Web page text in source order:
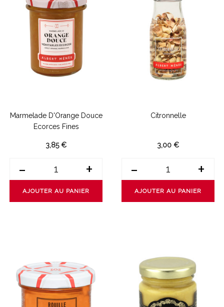
Marmelade D'Orange Douce
Ecorces Fines
3,85 €
- +
AJOUTER AU PANIER
Citronnelle
3,00 €
- +
AJOUTER AU PANIER